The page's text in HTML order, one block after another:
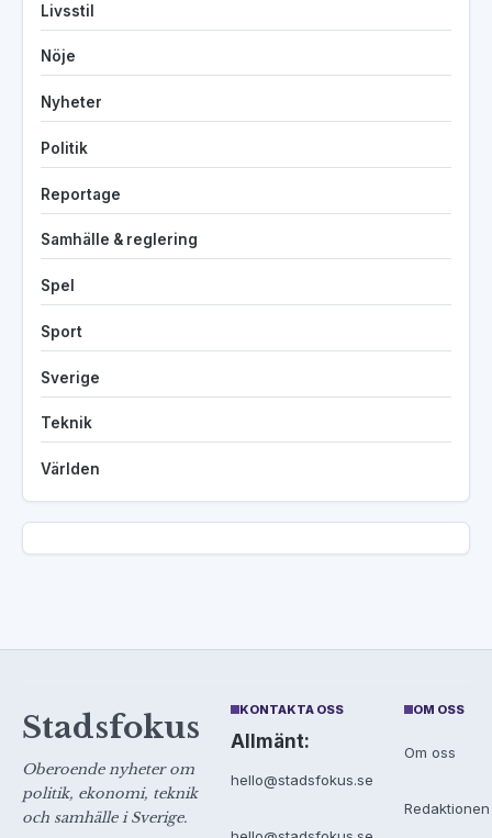
Livsstil
Nöje
Nyheter
Politik
Reportage
Samhälle & reglering
Spel
Sport
Sverige
Teknik
Världen
Stadsfokus
Oberoende nyheter om
politik, ekonomi, teknik
och samhälle i Sverige.
KONTAKTA OSS
Allmänt:
hello@stadsfokus.se
OM OSS
Om oss
Redaktionen